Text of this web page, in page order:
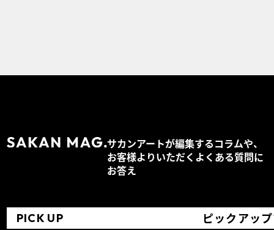
サカンアートが編集するコラムや、
お客様よりいただくよくある質問に
お答え
PICK UP ピックアッ